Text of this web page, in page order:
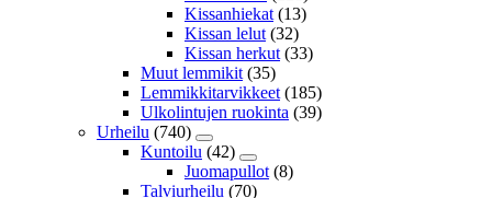
Kissanhiekat (13)
Kissan lelut (32)
Kissan herkut (33)
Muut lemmikit (35)
Lemmikkitarvikkeet (185)
Ulkolintujen ruokinta (39)
Urheilu (740)
Kuntoilu (42)
Juomapullot (8)
Talviurheilu (70)